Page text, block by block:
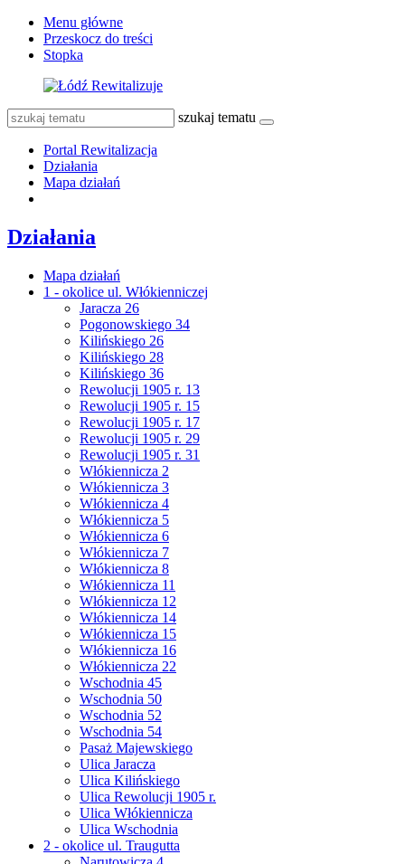
Menu główne
Przeskocz do treści
Stopka
szukaj tematu
Portal Rewitalizacja
Działania
Mapa działań
Działania
Mapa działań
1 - okolice ul. Włókienniczej
Jaracza 26
Pogonowskiego 34
Kilińskiego 26
Kilińskiego 28
Kilińskiego 36
Rewolucji 1905 r. 13
Rewolucji 1905 r. 15
Rewolucji 1905 r. 17
Rewolucji 1905 r. 29
Rewolucji 1905 r. 31
Włókiennicza 2
Włókiennicza 3
Włókiennicza 4
Włókiennicza 5
Włókiennicza 6
Włókiennicza 7
Włókiennicza 8
Włókiennicza 11
Włókiennicza 12
Włókiennicza 14
Włókiennicza 15
Włókiennicza 16
Włókiennicza 22
Wschodnia 45
Wschodnia 50
Wschodnia 52
Wschodnia 54
Pasaż Majewskiego
Ulica Jaracza
Ulica Kilińskiego
Ulica Rewolucji 1905 r.
Ulica Włókiennicza
Ulica Wschodnia
2 - okolice ul. Traugutta